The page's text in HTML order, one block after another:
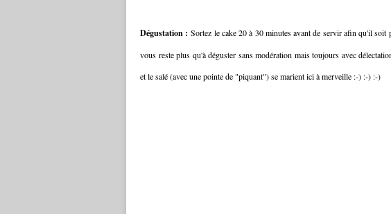
Dégustation :Sortez le cake 20 à 30 minutes avant de servir afin qu'il
vous reste plus qu'à déguster sans modération mais toujours avec
et le salé (avec une pointe de "piquant") se marient ici à merveille :-) :-) :-)